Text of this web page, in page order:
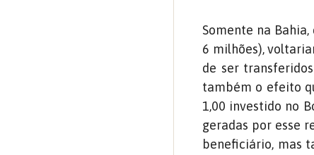
Somente na
6 milhões),
de ser
também o efeito
1,00 investido no
geradas por esse
beneficiário, mas